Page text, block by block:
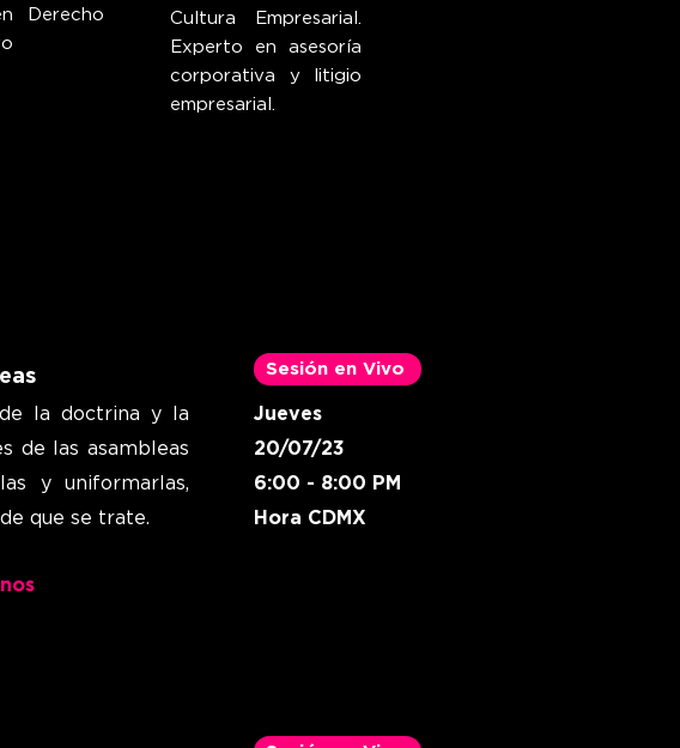
Cultura Empresarial.
Experto en asesoría
corporativa y litigio
empresarial.
Derecho
s
la doctrina y la
de las asambleas
y uniformarlas,
que se trate.
Sesión en Vivo
Jueves
20/07/23
6:00 - 8:00 PM
Hora CDMX